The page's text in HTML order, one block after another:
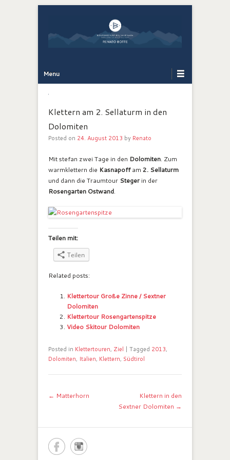
Menu
Klettern am 2. Sellaturm in den
Dolomiten
Posted on 24. August 2013 by Renato
Mit stefan zwei Tage in den Dolomiten. Zum
warmklettern die Kasnapoffam 2. Sellaturm
und dann die Traumtour Steger in der
Rosengarten Ostwand.
Teilen mit:
Teilen
Related posts:
Klettertour Große Zinne / Sextner
Dolomiten
Klettertour Rosengartenspitze
Video Skitour Dolomiten
Posted in Klettertouren, Ziel | Tagged 2013,
Dolomiten, Italien, Klettern, Südtirol
Post navigation
← Matterhorn
Klettern in den
Sextner Dolomiten →